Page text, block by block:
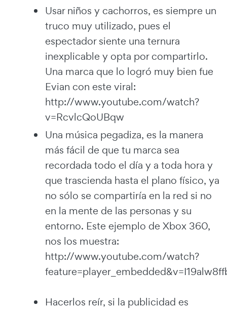
Usar niños y cachorros, es siempre un
truco muy utilizado, pues el
espectador siente una ternura
inexplicable y opta por compartirlo.
Una marca que lo logró muy bien fue
Evian con este viral:
http://www.youtube.com/watch?
v=RcvlcQoUBqw
Una música pegadiza, es la manera
más fácil de que tu marca sea
recordada todo el día y a toda hora y
que trascienda hasta el plano físico, ya
no sólo se compartiría en la red si no
en la mente de las personas y su
entorno. Este ejemplo de Xbox 360,
nos los muestra:
http://www.youtube.com/watch?
Hacerlos reír, si la publicidad es